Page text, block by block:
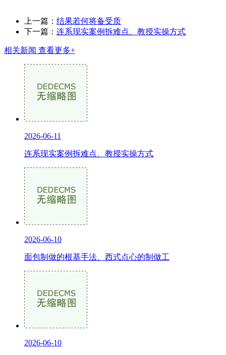
上一篇： 结果若何将备受质
下一篇： 连系现实案例拆难点、教授实操方式
相关新闻 查看更多+
2026-06-11
连系现实案例拆难点、教授实操方式
2026-06-10
面包制做的根基手法、西式点心的制做工
2026-06-10